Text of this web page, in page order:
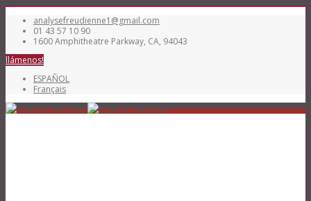
analysefreudienne1@gmail.com
01 43 57 10 90
1600 Amphitheatre Parkway, CA, 94043
llámenos!
ESPAÑOL
Français